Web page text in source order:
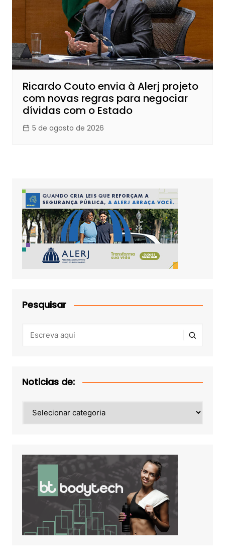
Ricardo Couto envia à Alerj projeto
com novas regras para negociar
dívidas com o Estado
5 de agosto de 2026
Pesquisar
Noticias de:
de: